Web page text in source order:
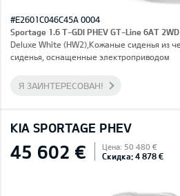
#E2601C046C45A 0004
Sportage 1.6 T-GDI PHEV GT-Line 6AT 2WD
Deluxe White (HW2),Кожаные сиденья из
сиденья, оснащенные электроприводом
Я ЗАИНТЕРЕСОВАН!
KIA SPORTAGE PHEV
45 602 € Цена: 50 480 €
Скидка: 4 878 €